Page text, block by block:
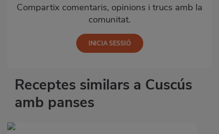
Compartix comentaris, opinions i trucs amb la
comunitat.
Receptes similars a Cuscús
amb panses